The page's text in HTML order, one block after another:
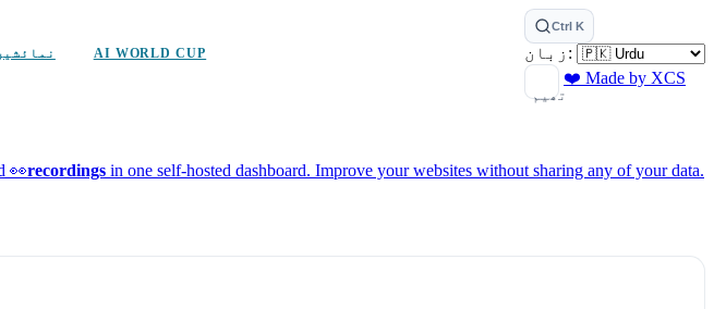
AI WORLD CUP
Ctrl K
زبان:
تھیم
❤️ Made by XCS
👀recordings in one self-hosted dashboard. Improve your websites without sharing any of your data.